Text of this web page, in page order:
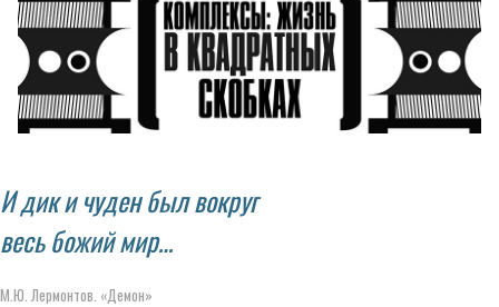
И дик и чуден был вокруг
весь божий мир…
М.Ю. Лермонтов. «Демон»